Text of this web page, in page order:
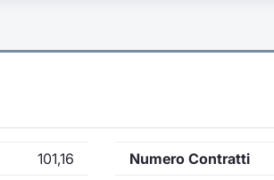
101,16
Numero Contratti